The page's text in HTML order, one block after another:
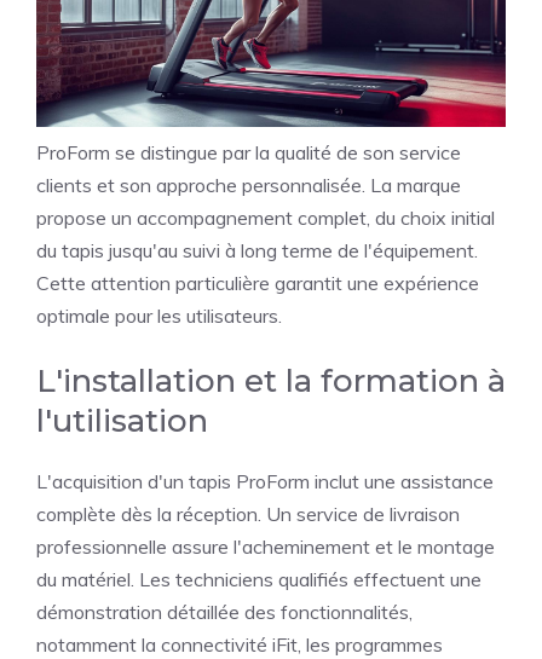
ProForm se distingue par la qualité de son service
clients et son approche personnalisée. La marque
propose un accompagnement complet, du choix initial
du tapis jusqu'au suivi à long terme de l'équipement.
Cette attention particulière garantit une expérience
optimale pour les utilisateurs.
L'installation et la formation à
l'utilisation
L'acquisition d'un tapis ProForm inclut une assistance
complète dès la réception. Un service de livraison
professionnelle assure l'acheminement et le montage
du matériel. Les techniciens qualifiés effectuent une
démonstration détaillée des fonctionnalités,
notamment la connectivité iFit, les programmes